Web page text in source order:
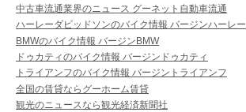
中古車流通業界のニュース グーネット自動車流通
ハーレーダビッドソンのバイク情報 バージンハーレー
BMWのバイク情報 バージンBMW
ドゥカティのバイク情報 バージンドゥカティ
トライアンフのバイク情報 バージントライアンフ
全国の賃貸ならグーホーム賃貸
観光のニュースなら観光経済新聞社